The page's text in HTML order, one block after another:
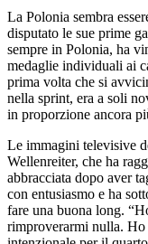
La Polonia sembra
disputato le sue prime
sempre in Polonia, ha
medaglie individuali ai
prima volta che si
nella sprint, era a soli
in proporzione ancora
Le immagini televisive
Wellenreiter, che ha
abbracciata dopo aver
con entusiasmo e ha
fare una buona long.
rimproverarmi nulla. Ho